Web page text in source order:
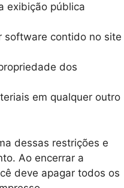
exibição pública
software contido no site
dos
em qualquer outro
dessas restrições e
Ao encerrar a
deve apagar todos os